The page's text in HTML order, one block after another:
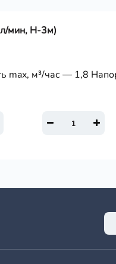
мин, Н-3м)
max, м³/час — 1,8